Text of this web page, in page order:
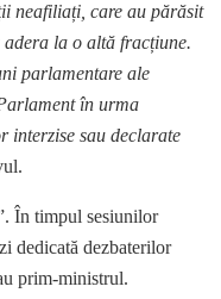
neafiliați, care au părăsit
la o altă fracțiune.
parlamentare ale
în urma
interzise sau declarate
În timpul sesiunilor
dedicată dezbaterilor
prim-ministrul.